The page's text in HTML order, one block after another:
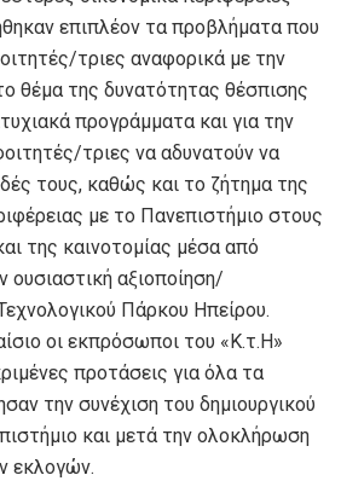
επιπλέον τα προβλήματα που
τριες αναφορικά με την
θέμα της δυνατότητας θέσπισης
προγράμματα και για την
τριες να αδυνατούν να
τους, καθώς και το ζήτημα της
με το Πανεπιστήμιο στους
της καινοτομίας μέσα από
ουσιαστική αξιοποίηση/
Πάρκου Ηπείρου.
οι εκπρόσωποι του «Κ.τ.Η»
προτάσεις για όλα τα
την συνέχιση του δημιουργικού
και μετά την ολοκλήρωση
εκλογών.